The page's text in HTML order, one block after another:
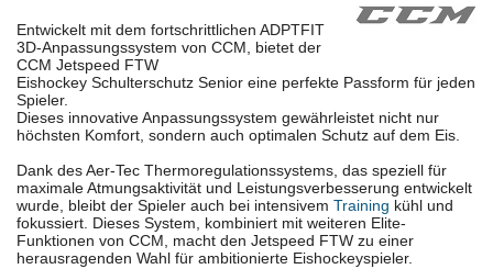
Entwickelt mit dem fortschrittlichen ADPTFIT
3D-Anpassungssystem von CCM, bietet der
CCM Jetspeed FTW
Eishockey Schulterschutz Senior eine perfekte Passform für jeden
Spieler.
Dieses innovative Anpassungssystem gewährleistet nicht nur
höchsten Komfort, sondern auch optimalen Schutz auf dem Eis.
Dank des Aer-Tec Thermoregulationssystems, das speziell für
maximale Atmungsaktivität und Leistungsverbesserung entwickelt
wurde, bleibt der Spieler auch bei intensivem Training kühl und
fokussiert. Dieses System, kombiniert mit weiteren Elite-
Funktionen von CCM, macht den Jetspeed FTW zu einer
herausragenden Wahl für ambitionierte Eishockeyspieler.